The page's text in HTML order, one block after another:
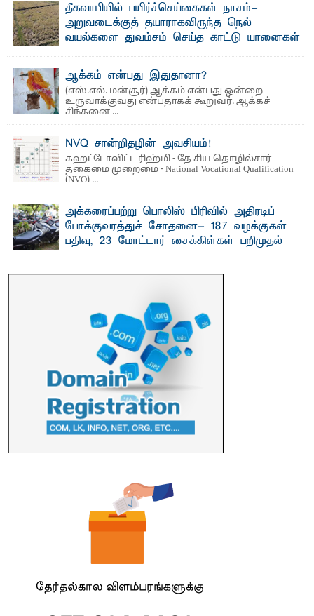
தீகவாபியில் பயிர்ச்செய்கைகள் நாசம்-
அறுவடைக்குத் தயாராகவிருந்த நெல்
வயல்களை துவம்சம் செய்த காட்டு யானைகள்
காணப்பட்ட பல ...ஆக்கம் என்பது இதுதானா?
(எஸ்.எல். மன்சூர்) ஆக்கம் என்பது ஒன்றை
உருவாக்குவது என்பதாகக் கூறுவர். ஆக்கச்
சிந்தனை ...
NVQ சான்றிதழின் அவசியம்!
கஹட்டோவிட்ட ரிஹ்மி - தே சிய தொழில்சார்
தகைமை முறைமை - National Vocational Qualification
(NVQ) ...
அக்கரைப்பற்று பொலிஸ் பிரிவில் அதிரடிப்
போக்குவரத்துச் சோதனை- 187 வழக்குகள்
பதிவு, 23 மோட்டார் சைக்கிள்கள் பறிமுதல்